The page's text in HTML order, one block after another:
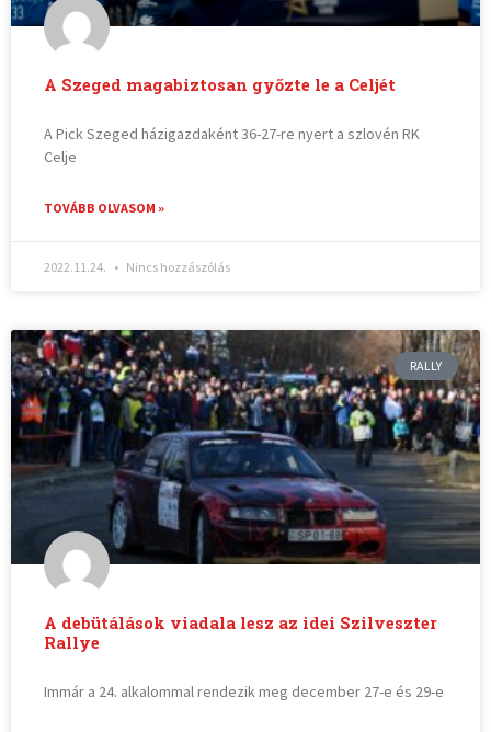
A Szeged magabiztosan győzte le a Celjét
A Pick Szeged házigazdaként 36-27-re nyert a szlovén RK
Celje
TOVÁBB OLVASOM »
2022.11.24. Nincs hozzászólás
RALLY
A debütálások viadala lesz az idei Szilveszter
Rallye
Immár a 24. alkalommal rendezik meg december 27-e és 29-e